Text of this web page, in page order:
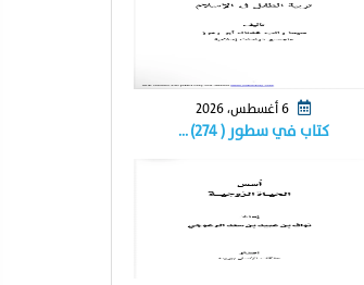
كتاب في سطور ( ٢٧٤) …